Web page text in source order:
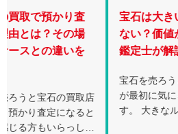
かり査
その場
違いを
の買取店
になると
らっしゃ
宝石は大きいだけで
ない？価値が逆転す
鑑定士が解説【2026
宝石を売ろうと考えた
が最初に気にされるの
す。 大きなルビー、大
ア、存在感のあるエメラ